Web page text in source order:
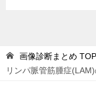
画像診断まとめ TOP
リンパ脈管筋腫症